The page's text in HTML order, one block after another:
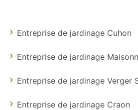
Entreprise de jardinage Cuhon
Entreprise de jardinage
Entreprise de jardinage Verger
Entreprise de jardinage Craon